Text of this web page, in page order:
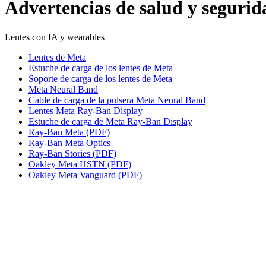
Advertencias de salud y
Lentes con IA y wearables
Lentes de Meta
Estuche de carga de los lentes de Meta
Soporte de carga de los lentes de Meta
Meta Neural Band
Cable de carga de la pulsera Meta Neural Band
Lentes Meta Ray-Ban Display
Estuche de carga de Meta Ray-Ban Display
Ray-Ban Meta (PDF)
Ray-Ban Meta Optics
Ray-Ban Stories (PDF)
Oakley Meta HSTN (PDF)
Oakley Meta Vanguard (PDF)